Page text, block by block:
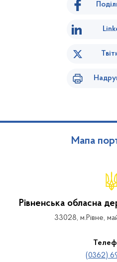
Мапа
Рівненська обласна
33028, м.Рівне,
(0362)